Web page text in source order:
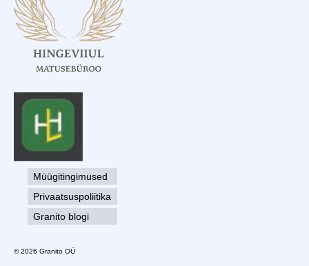
Müügitingimused
Privaatsuspoliitika
Granito blogi
© 2026 Granito OÜ